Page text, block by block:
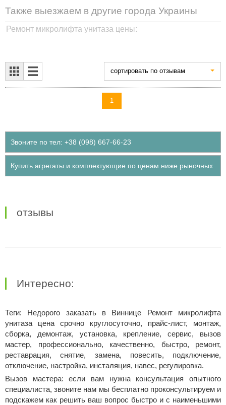
Также выезжаем в другие города Украины
Ремонт микролифта унитаза цены:
cортировать по отзывам
1
Звоните по тел: +38 (098) 667-66-23
Купить агрегаты и комплектующие по ценам ниже рыночных
отзывы
Интересно:
Теги: Недорого заказать в Виннице Ремонт микролифта
унитаза цена срочно круглосуточно, прайс-лист, монтаж,
сборка, демонтаж, установка, крепление, сервис, вызов
мастер, профессионально, качественно, быстро, ремонт,
реставрация, снятие, замена, повесить, подключение,
отключение, настройка, инсталяция, навес, регулировка.
Вызов мастера: если вам нужна консультация опытного
специалиста, звоните нам мы бесплатно проконсультируем и
подскажем как решить ваш вопрос быстро и с наименьшими